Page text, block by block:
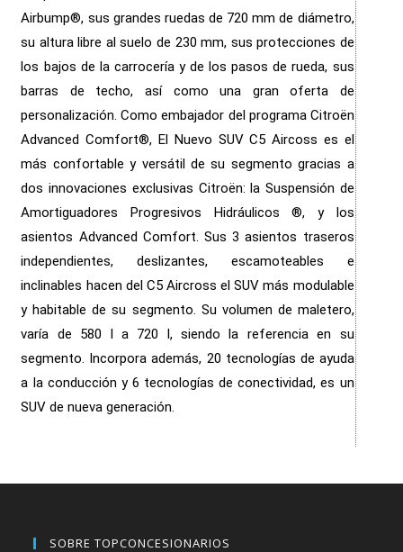
Airbump®, sus grandes ruedas de 720 mm de diámetro,
su altura libre al suelo de 230 mm, sus protecciones de
los bajos de la carrocería y de los pasos de rueda, sus
barras de techo, así como una gran oferta de
personalización. Como embajador del programa Citroën
Advanced Comfort®, El Nuevo SUV C5 Aircoss es el
más confortable y versátil de su segmento gracias a
dos innovaciones exclusivas Citroën: la Suspensión de
Amortiguadores Progresivos Hidráulicos ®, y los
asientos Advanced Comfort. Sus 3 asientos traseros
independientes, deslizantes, escamoteables e
inclinables hacen del C5 Aircross el SUV más modulable
y habitable de su segmento. Su volumen de maletero,
varía de 580 l a 720 l, siendo la referencia en su
segmento. Incorpora además, 20 tecnologías de ayuda
a la conducción y 6 tecnologías de conectividad, es un
SUV de nueva generación.
SOBRE TOPCONCESIONARIOS